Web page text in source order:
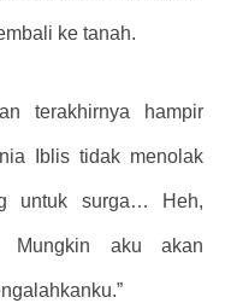
ke tanah.
terakhirnya hampir
Iblis tidak menolak
untuk surga… Heh,
Mungkin aku akan